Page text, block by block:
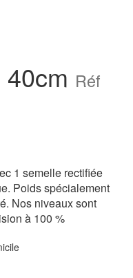
Réf
1 semelle rectifiée
Poids spécialement
Nos niveaux sont
à 100 %